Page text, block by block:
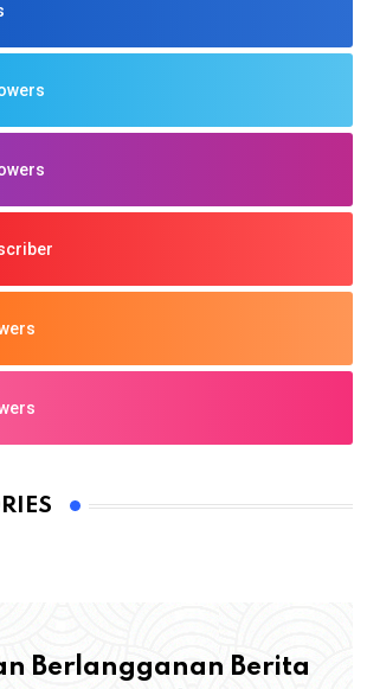
Berlangganan Berita